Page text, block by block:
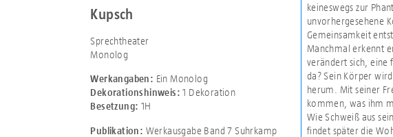
Kupsch
Sprechtheater
Monolog
Werkangaben: Ein Monolog
Dekorationshinweis:1 Dekoration
Besetzung: 1H
Publikation: Werkausgabe Band 7 Suhrkamp
keineswegs zur
unvorhergesehene
Gemeinsamkeit
Manchmal erkennt
verändert sich, eine
da? Sein Körper
herum. Mit seiner
kommen, was ihm
Wie Schweiß aus
findet später die